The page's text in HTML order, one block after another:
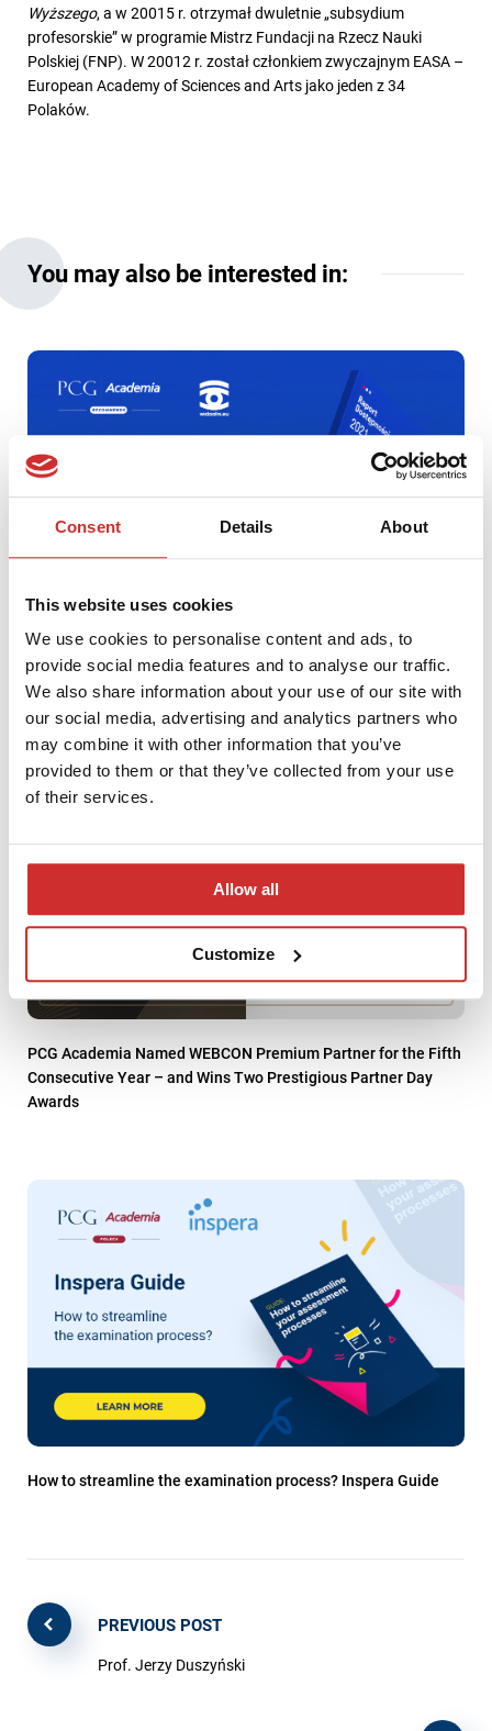
Consent Details About
This website uses cookies
We use cookies to personalise content and ads, to
provide social media features and to analyse our traffic.
We also share information about your use of our site with
our social media, advertising and analytics partners who
may combine it with other information that you’ve
provided to them or that they’ve collected from your use
of their services.
Allow all
Customize
Wyższego, a w 20015 r. otrzymał dwuletnie „subsydium
profesorskie” w programie Mistrz Fundacji na Rzecz Nauki
Polskiej (FNP). W 20012 r. został członkiem zwyczajnym EASA –
European Academy of Sciences and Arts jako jeden z 34
Polaków.
You may also be interested in:
The Widzialni Foundation presented the latest edition of the
“Accessibility Report”
PCG Academia Named WEBCON Premium Partner for the Fifth
Consecutive Year – and Wins Two Prestigious Partner Day
Awards
How to streamline the examination process? Inspera Guide
PREVIOUS POST
Prof. Jerzy Duszyński